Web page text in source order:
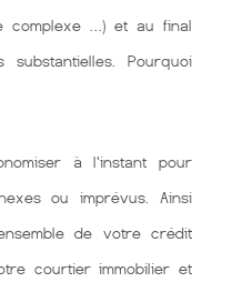
complexe …) et au final
Pourquoi
à l'instant pour
ou imprévus. Ainsi
de votre crédit
courtier immobilier et